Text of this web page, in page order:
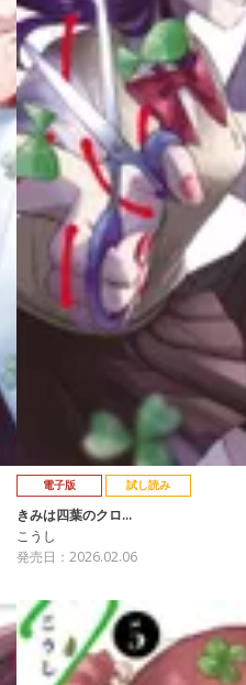
電子版 試し読み
きみは四葉のクロ…
こうし
発売日：2026.02.06